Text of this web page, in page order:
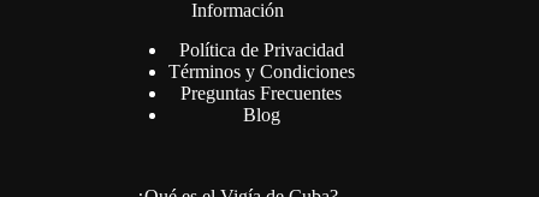
Información
Política de Privacidad
Términos y Condiciones
Preguntas Frecuentes
Blog